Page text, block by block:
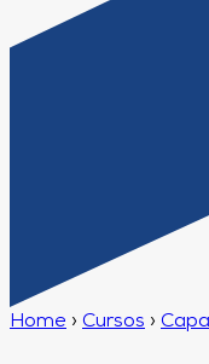
Home › Cursos ›